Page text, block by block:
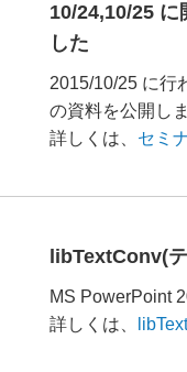
10/24,10/25
した
2015/10/25 に行
の資料を公開し
詳しくは、 セミ
libTextConv(
MS PowerPoint
詳しくは、